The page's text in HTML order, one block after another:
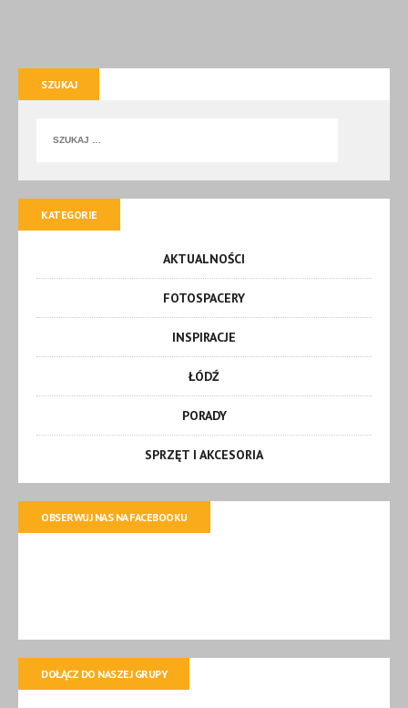
SZUKAJ
KATEGORIE
AKTUALNOŚCI
FOTOSPACERY
INSPIRACJE
ŁÓDŹ
PORADY
SPRZĘT I AKCESORIA
OBSERWUJ NAS NA FACEBOOKU
DOŁĄCZ DO NASZEJ GRUPY